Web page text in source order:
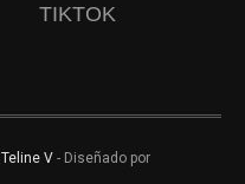
TIKTOK
Teline V - Diseñado por